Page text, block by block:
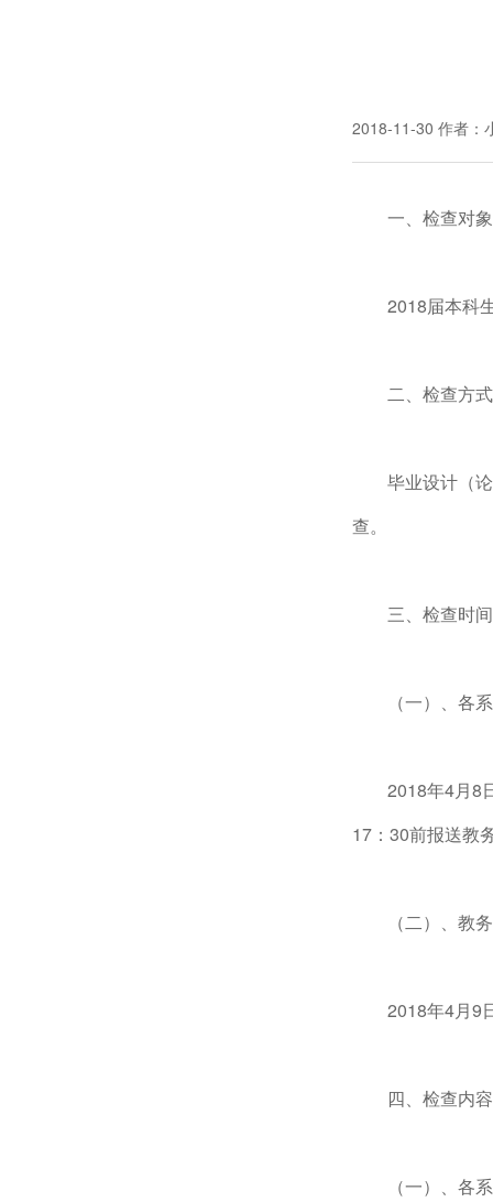
2018-11-30 作者：
一、检查对象
2018届本科
二、检查方式
毕业设计（
查。
三、检查时间
（一）、各
2018年4月8
17：30前报送教
（二）、教
2018年4月9
四、检查内容
（一）、各